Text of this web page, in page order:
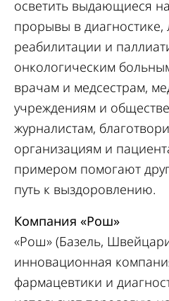
осветить выдающиеся
прорывы в диагностике,
реабилитации и
онкологическим
врачам и медсестрам,
учреждениям и
журналистам,
организациям и
примером помогают
путь к выздоровлению.
Компания «Рош»
«Рош» (Базель,
инновационная
фармацевтики и